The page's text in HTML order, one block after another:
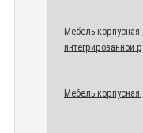
Мебель
интегрированной
Мебель